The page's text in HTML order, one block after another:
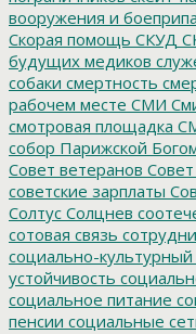
вооружения и
Скорая помощь СКУД
будущих медиков
собаки смертность
рабочем месте СМИ
смотровая площадка
собор Парижской
Совет ветеранов
советские зарплаты
Солтус Солцнев
сотовая связь
социально-
устойчивость
социальное питание
пенсии социальные